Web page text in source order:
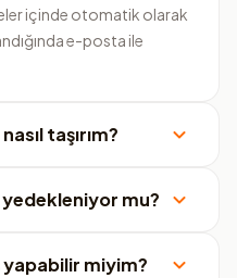
içinde otomatik olarak
e-posta ile
taşırım?
mu?
yapabilir miyim?